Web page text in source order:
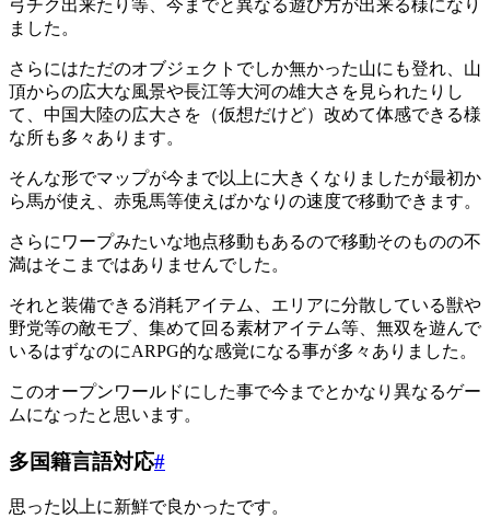
弓チク出来たり等、今までと異なる遊び方が出来る様になり
ました。
さらにはただのオブジェクトでしか無かった山にも登れ、山
頂からの広大な風景や長江等大河の雄大さを見られたりし
て、中国大陸の広大さを（仮想だけど）改めて体感できる様
な所も多々あります。
そんな形でマップが今まで以上に大きくなりましたが最初か
ら馬が使え、赤兎馬等使えばかなりの速度で移動できます。
さらにワープみたいな地点移動もあるので移動そのものの不
満はそこまではありませんでした。
それと装備できる消耗アイテム、エリアに分散している獣や
野党等の敵モブ、集めて回る素材アイテム等、無双を遊んで
いるはずなのにARPG的な感覚になる事が多々ありました。
このオープンワールドにした事で今までとかなり異なるゲー
ムになったと思います。
多国籍言語対応#
思った以上に新鮮で良かったです。